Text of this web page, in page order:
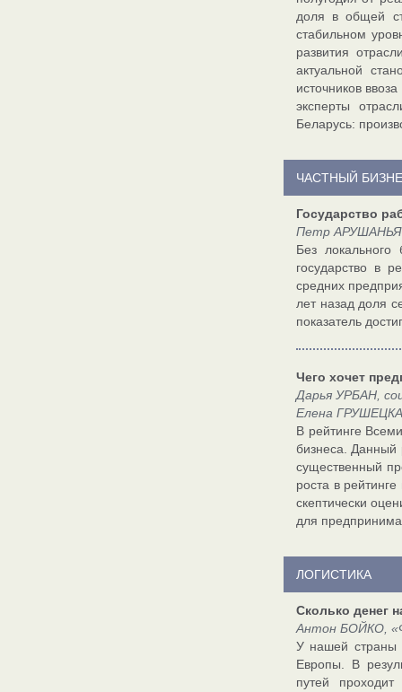
доля в общей
стабильном
развития
актуальной
источников
эксперты
Беларусь:
ЧАСТНЫЙ
Государство
Петр
Без
государство в
средних
лет назад доля
показатель
Чего хочет
Дарья УРБАН,
Елена
В рейтинге
бизнеса. Данный
существенный
роста в
скептически
для
ЛОГИСТИКА
Сколько денег
Антон БОЙКО,
У нашей страны
Европы. В
путей